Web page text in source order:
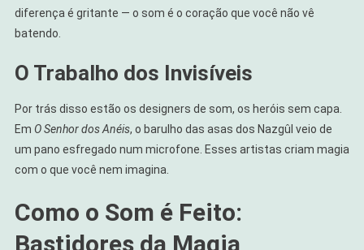
diferença é gritante — o som é o coração que você não vê
batendo.
O Trabalho dos Invisíveis
Por trás disso estão os designers de som, os heróis sem capa.
Em O Senhor dos Anéis, o barulho das asas dos Nazgûl veio de
um pano esfregado num microfone. Esses artistas criam magia
com o que você nem imagina.
Como o Som é Feito:
Bastidores da Magia